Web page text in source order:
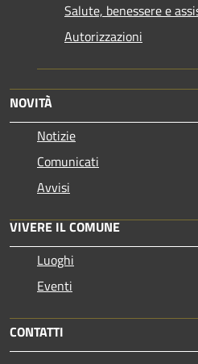
Salute, benessere e
Autorizzazioni
NOVITÀ
Notizie
Comunicati
Avvisi
VIVERE IL COMUNE
Luoghi
Eventi
CONTATTI